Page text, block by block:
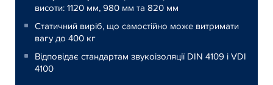
висоти: 1120 мм, 980 мм та 820 мм
Статичний виріб, що самостійно може витримати
вагу до 400 кг
Відповідає стандартам звукоізоляції DIN 4109 і VDI
4100